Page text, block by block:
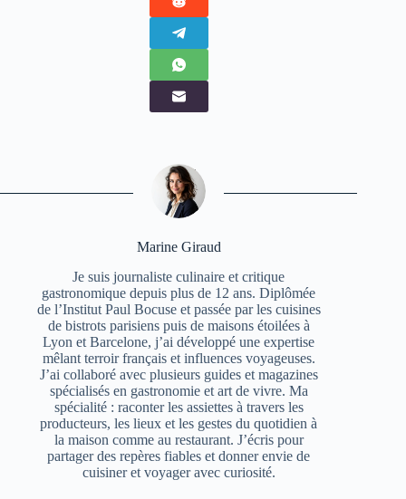
Marine Giraud
Je suis journaliste culinaire et critique
gastronomique depuis plus de 12 ans. Diplômée
de l’Institut Paul Bocuse et passée par les cuisines
de bistrots parisiens puis de maisons étoilées à
Lyon et Barcelone, j’ai développé une expertise
mêlant terroir français et influences voyageuses.
J’ai collaboré avec plusieurs guides et magazines
spécialisés en gastronomie et art de vivre. Ma
spécialité : raconter les assiettes à travers les
producteurs, les lieux et les gestes du quotidien à
la maison comme au restaurant. J’écris pour
partager des repères fiables et donner envie de
cuisiner et voyager avec curiosité.